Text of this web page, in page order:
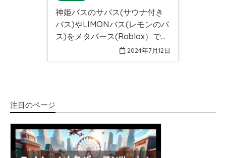
2024年7月12日
神姫バスのサバス(サウナ付き
バス)やLIMONバス(レモンのバ
ス)をメタバース(Roblox）で動
かせる！前夜祭に参加しよう！
注目のページ